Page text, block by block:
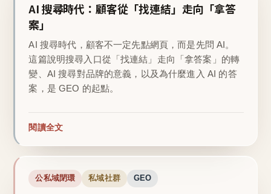
AI 搜尋時代：顧客從「找連結」走向「拿答
案」
AI 搜尋時代，顧客不一定先點網頁，而是先問 AI。
這篇說明搜尋入口從「找連結」走向「拿答案」的轉
變、AI 搜尋對品牌的意義，以及為什麼進入 AI 的答
案，是 GEO 的起點。
閱讀全文
公私域閉環 私域社群 GEO